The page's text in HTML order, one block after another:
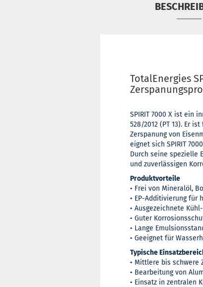
TotalEnergies
SPIRIT 7000 X ist ein
528/2012 (PT 13). Er
Zerspanung von
eignet sich SPIRIT
Durch seine spezielle
und zuverlässigen
Produktvorteile
• Frei von Mineralöl,
• EP-Additivierung für
• Ausgezeichnete
• Guter
• Lange
• Geeignet für
Typische
• Mittlere bis schwere
• Bearbeitung von
• Einsatz in zentralen